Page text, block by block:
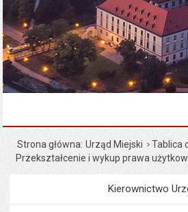
Strona główna Urząd Miejski
Tablica
Przekształcenie i wykup prawa
Menu
Kierownictwo